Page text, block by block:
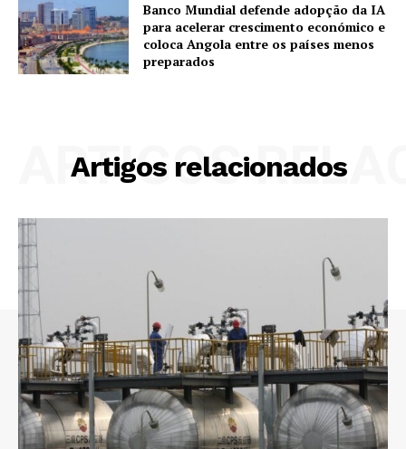
Banco Mundial defende adopção da IA
para acelerar crescimento económico e
coloca Angola entre os países menos
preparados
Artigos relacionados
ARTIGOS